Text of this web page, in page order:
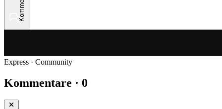
Express · Community
Kommentare · 0